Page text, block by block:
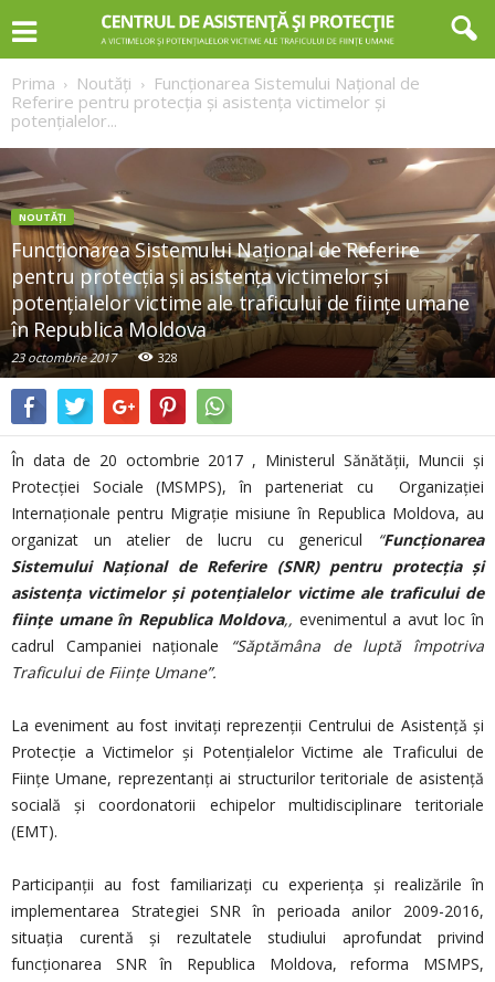
Prima Noutăți
Funcționarea Sistemului Național de
Referire pentru protecția și asistența victimelor și
potențialelor...
NOUTĂȚI
Funcționarea Sistemului Național de Referire
pentru protecția și asistența victimelor și
potențialelor victime ale traficului de ființe umane
în Republica Moldova
23 octombrie 2017 328
În data de 20 octombrie 2017 , Ministerul Sănătății, Muncii și
Protecției Sociale (MSMPS), în parteneriat cu Organizației
Internaționale pentru Migrație misiune în Republica Moldova, au
organizat un atelier de lucru cu genericul
“Funcționarea
Sistemului Național de Referire (SNR) pentru protecția și
asistența victimelor și potențialelor victime ale traficului de
ființe umane în Republica Moldova,, evenimentul a avut loc în
cadrul Campaniei naționale
“Săptămâna de luptă împotriva
Traficului de Ființe Umane”.
La eveniment au fost invitați reprezenții Centrului de Asistență și
Protecție a Victimelor și Potențialelor Victime ale Traficului de
Ființe Umane, reprezentanți ai structurilor teritoriale de asistență
socială și coordonatorii echipelor multidisciplinare teritoriale
(EMT).
Participanții au fost familiarizați cu experiența și realizările în
implementarea Strategiei SNR în perioada anilor 2009-2016,
situația curentă și rezultatele studiului aprofundat privind
funcționarea SNR în Republica Moldova, reforma MSMPS,